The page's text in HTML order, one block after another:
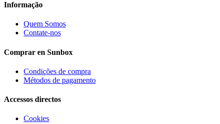
Informação
Quem Somos
Contate-nos
Comprar en Sunbox
Condições de compra
Métodos de pagamento
Accessos directos
Cookies